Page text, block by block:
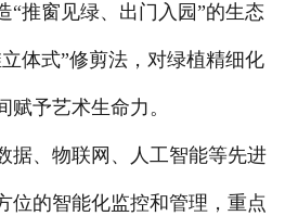
“推窗见绿、出门入园”的生态
体式”修剪法，对绿植精细化
予艺术生命力。
、物联网、人工智能等先进
位的智能化监控和管理，重点